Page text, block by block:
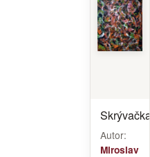
Skrývačka
Autor:
Miroslav